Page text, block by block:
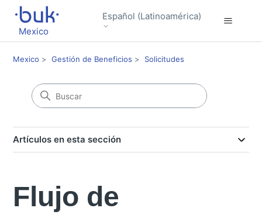
Mexico
Español (Latinoamérica)
Mexico Gestión de Beneficios Solicitudes
Artículos en esta sección
Flujo de